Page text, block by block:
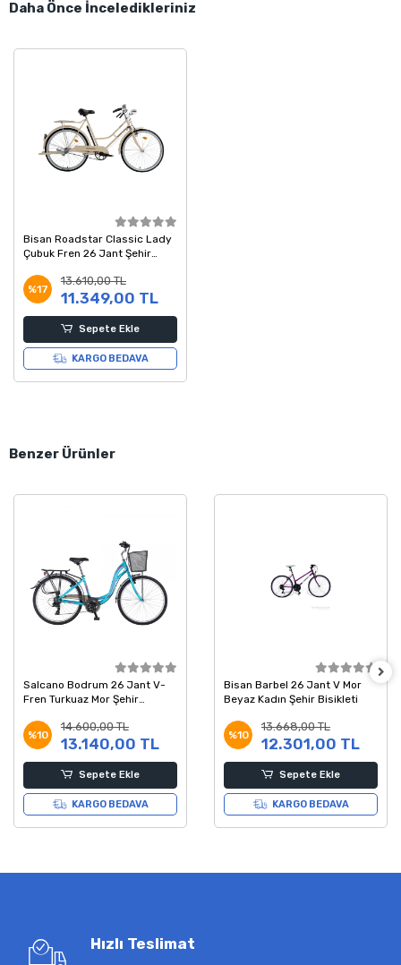
Daha Önce İnceledikleriniz
Bisan Roadstar Classic Lady
Çubuk Fren 26 Jant Şehir
Kadro
%17
13.610,00 TL
11.349,00 TL
Sepete Ekle
KARGO BEDAVA
Benzer Ürünler
Salcano Bodrum 26 Jant V-
Fren Turkuaz Mor Şehir
%10
14.600,00 TL
13.140,00 TL
Sepete Ekle
KARGO BEDAVA
Bisan Barbel 26 Jant V Mor
Beyaz Kadın Şehir Bisikleti
%10
13.668,00 TL
12.301,00 TL
Sepete Ekle
KARGO BEDAVA
Hızlı Teslimat